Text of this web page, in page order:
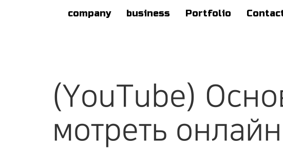
company business Portfolio
(YouTube)
мотреть